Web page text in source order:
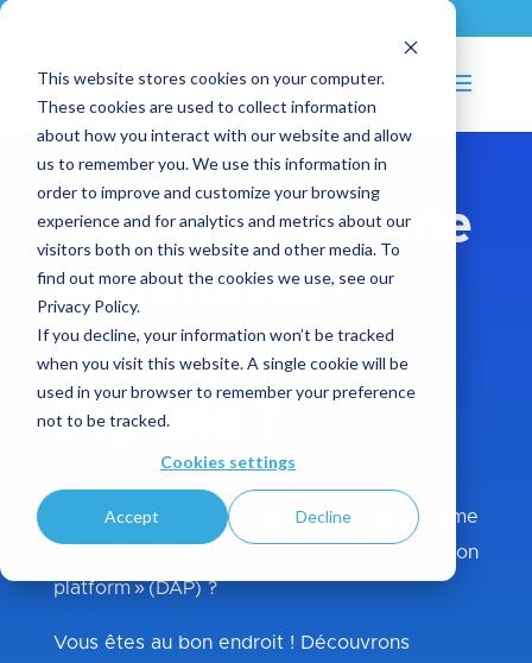
This website stores cookies on your computer.
These cookies are used to collect information
about how you interact with our website and allow
us to remember you. We use this information in
order to improve and customize your browsing
experience and for analytics and metrics about our
visitors both on this website and other media. To
find out more about the cookies we use, see our
Privacy Policy.
If you decline, your information won’t be tracked
when you visit this website. A single cookie will be
used in your browser to remember your preference
not to be tracked.
Cookies settings
Accept Decline
Qu’est-ce qu’une
Plateforme
d’Adoption
Digitale ?
Vous souhaitez tout savoir sur la plateforme
d’adoption digitale ou « digital adoption
platform » (DAP) ?
Vous êtes au bon endroit ! Découvrons